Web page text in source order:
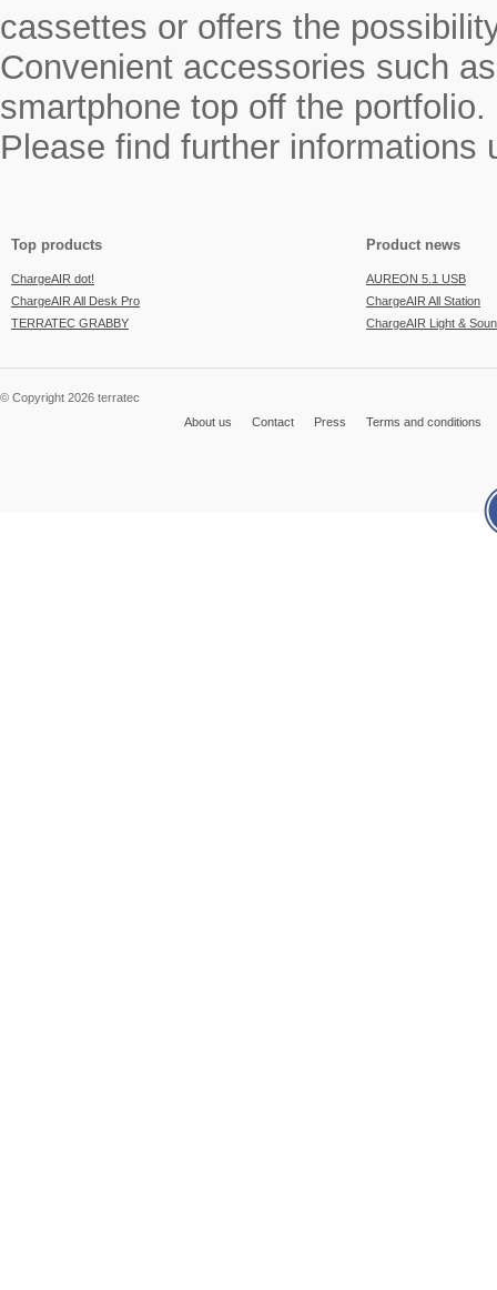
cassettes or offers the
Convenient accessories such
smartphone top off the portfolio.
Please find further informations
Top products
ChargeAIR dot!
ChargeAIR All Desk Pro
TERRATEC GRABBY
Product news
AUREON 5.1 USB
ChargeAIR All Station
ChargeAIR Light &
© Copyright 2026 terratec
About us
Contact Press Terms and conditions